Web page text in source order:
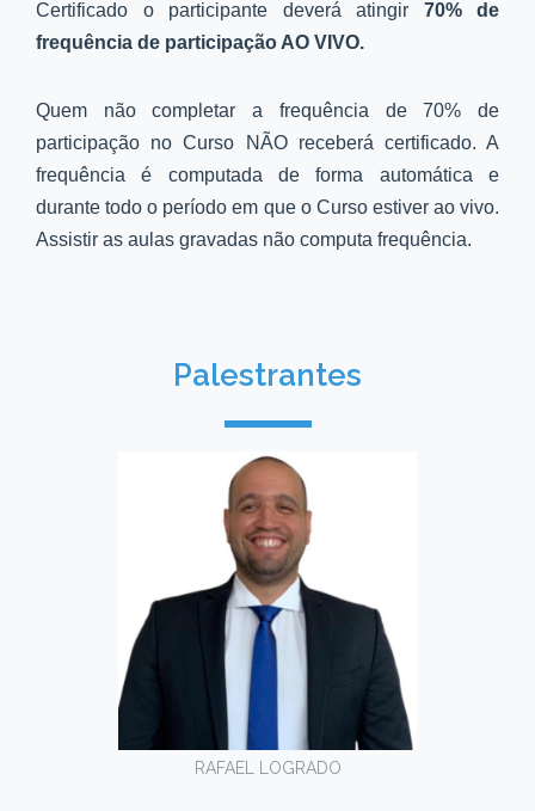
Certificado o participante deverá atingir 70%
de
frequência de participação AO VIVO.
Quem não completar a frequência de 70% de
participação no Curso NÃO receberá certificado. A
frequência é computada de forma automática e
durante todo o período em que o Curso estiver ao vivo.
Assistir as aulas gravadas não computa frequência.
Palestrantes
RAFAEL LOGRADO